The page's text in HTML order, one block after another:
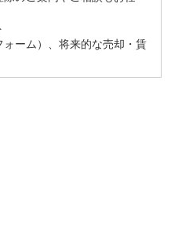
ーム）、将来的な売却・賃